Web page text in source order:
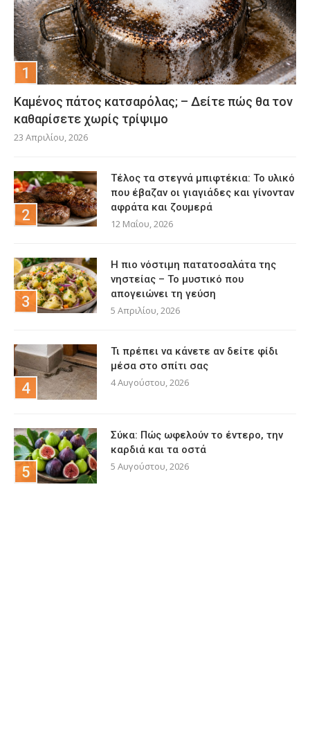
Καμένος πάτος κατσαρόλας; – Δείτε πώς θα τον
καθαρίσετε χωρίς τρίψιμο
23 Απριλίου, 2026
Τέλος τα στεγνά μπιφτέκια: Το υλικό
που έβαζαν οι γιαγιάδες και γίνονταν
αφράτα και ζουμερά
12 Μαΐου, 2026
Η πιο νόστιμη πατατοσαλάτα της
νηστείας – Το μυστικό που
απογειώνει τη γεύση
5 Απριλίου, 2026
Τι πρέπει να κάνετε αν δείτε φίδι
μέσα στο σπίτι σας
4 Αυγούστου, 2026
Σύκα: Πώς ωφελούν το έντερο, την
καρδιά και τα οστά
5 Αυγούστου, 2026